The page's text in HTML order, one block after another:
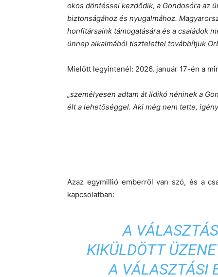
okos döntéssel kezdődik, a Gondosóra az
biztonságához és nyugalmához.
honfitársaink támogatására és a családok
ünnep alkalmából tisztelettel továbbítjuk
Mielőtt legyintenél: 2026. január 17-én a
„személyesen adtam át Ildikó néninek a
élt a lehetőséggel. Aki még nem tette,
Azaz egymillió emberről van szó, és a
kapcsolatban:
A
KIKÜLDÖTT
A VÁLASZTÁSI